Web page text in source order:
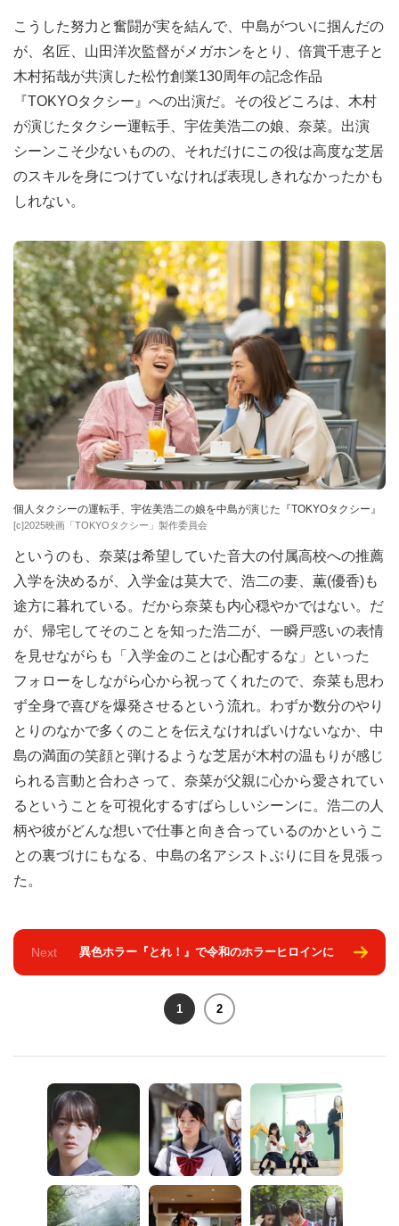
こうした努力と奮闘が実を結んで、中島がついに掴んだの
が、名匠、山田洋次監督がメガホンをとり、倍賞千恵子と
木村拓哉が共演した松竹創業130周年の記念作品
『TOKYOタクシー』への出演だ。その役どころは、木村
が演じたタクシー運転手、宇佐美浩二の娘、奈菜。出演
シーンこそ少ないものの、それだけにこの役は高度な芝居
のスキルを身につけていなければ表現しきれなかったかも
しれない。
個人タクシーの運転手、宇佐美浩二の娘を中島が演じた『TOKYOタクシー』
[c]2025映画「TOKYOタクシー」製作委員会
というのも、奈菜は希望していた音大の付属高校への推薦
入学を決めるが、入学金は莫大で、浩二の妻、薫(優香)も
途方に暮れている。だから奈菜も内心穏やかではない。だ
が、帰宅してそのことを知った浩二が、一瞬戸惑いの表情
を見せながらも「入学金のことは心配するな」といった
フォローをしながら心から祝ってくれたので、奈菜も思わ
ず全身で喜びを爆発させるという流れ。わずか数分のやり
とりのなかで多くのことを伝えなければいけないなか、中
島の満面の笑顔と弾けるような芝居が木村の温もりが感じ
られる言動と合わさって、奈菜が父親に心から愛されてい
るということを可視化するすばらしいシーンに。浩二の人
柄や彼がどんな想いで仕事と向き合っているのかというこ
との裏づけにもなる、中島の名アシストぶりに目を見張っ
た。
Next 異色ホラー『とれ！』で令和のホラーヒロインに
1 2